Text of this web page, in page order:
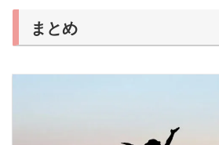
まとめ